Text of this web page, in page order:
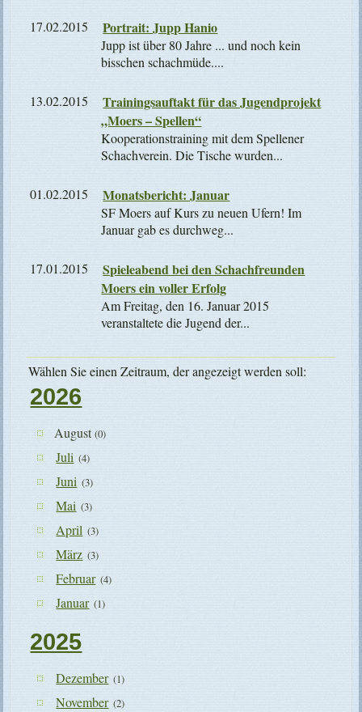
17.02.2015 Portrait: Jupp Hanio
Jupp ist über 80 Jahre ... und noch kein
bisschen schachmüde....
13.02.2015
Trainingsauftakt für das Jugendprojekt
„Moers – Spellen“
Kooperationstraining mit dem Spellener
Schachverein. Die Tische wurden...
01.02.2015 Monatsbericht: Januar
SF Moers auf Kurs zu neuen Ufern! Im
Januar gab es durchweg...
17.01.2015
Spieleabend bei den Schachfreunden
Moers ein voller Erfolg
Am Freitag, den 16. Januar 2015
veranstaltete die Jugend der...
Wählen Sie einen Zeitraum, der angezeigt werden soll:
2026
August(0)
Juli (4)
Juni (3)
Mai (3)
April (3)
März (3)
Februar (4)
Januar (1)
2025
Dezember (1)
November (2)